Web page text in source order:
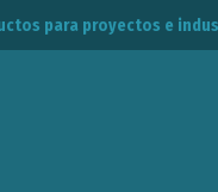
para proyectos e